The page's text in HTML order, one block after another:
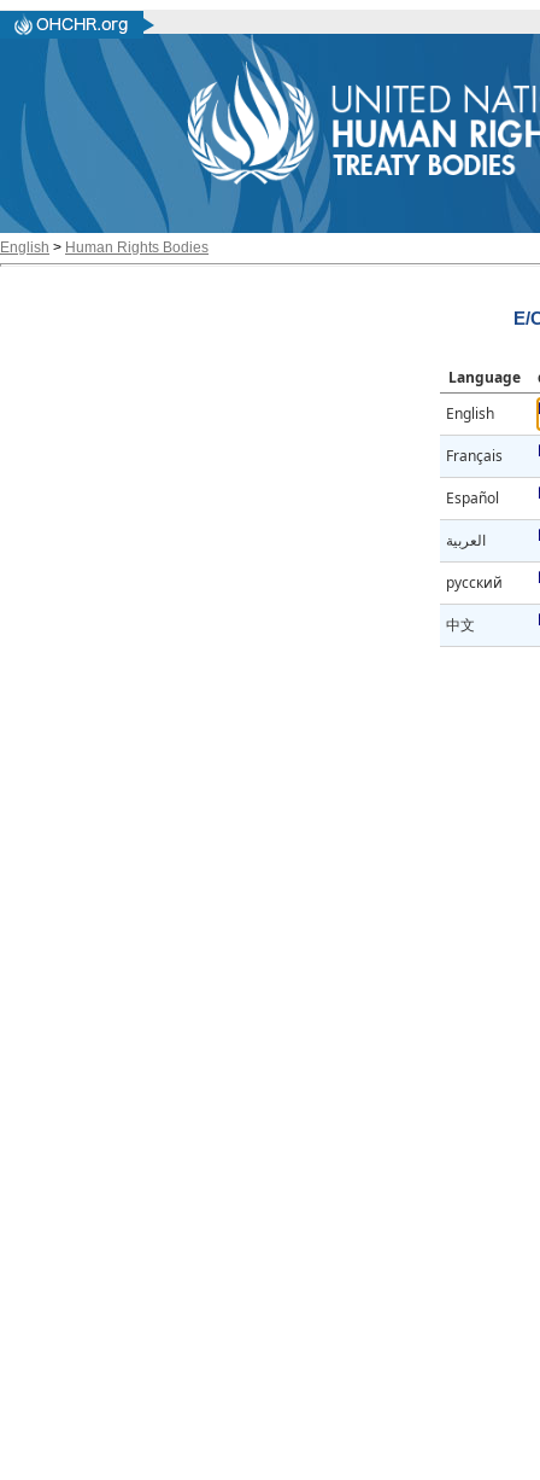
English > Human Rights Bodies
E/
Language
English
Français
Español
العربية
русский
中文